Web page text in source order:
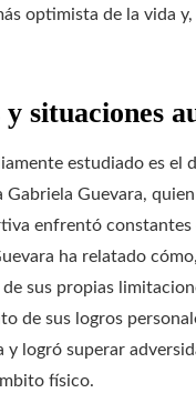
optimista de la vida
situaciones
estudiado es el
Gabriela Guevara,
enfrentó constantes
ha relatado
sus propias
de sus logros
y logró superar
físico.